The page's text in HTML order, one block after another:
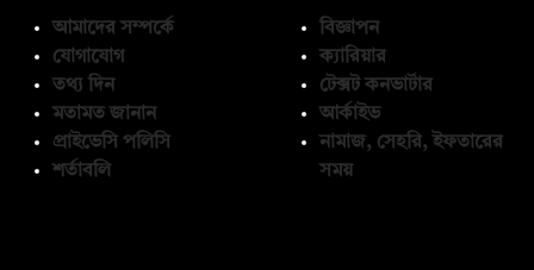
আমাদের সম্পর্কে
যোগাযোগ
তথ্য দিন
মতামত জানান
প্রাইভেসি পলিসি
শর্তাবলি
বিজ্ঞাপন
ক্যারিয়ার
টেক্সট কনভার্টার
আর্কাইভ
নামাজ, সেহরি, ইফতারের
সময়